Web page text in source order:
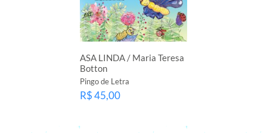
ASA LINDA / Maria Teresa
Botton
Pingo de Letra
R$ 45,00